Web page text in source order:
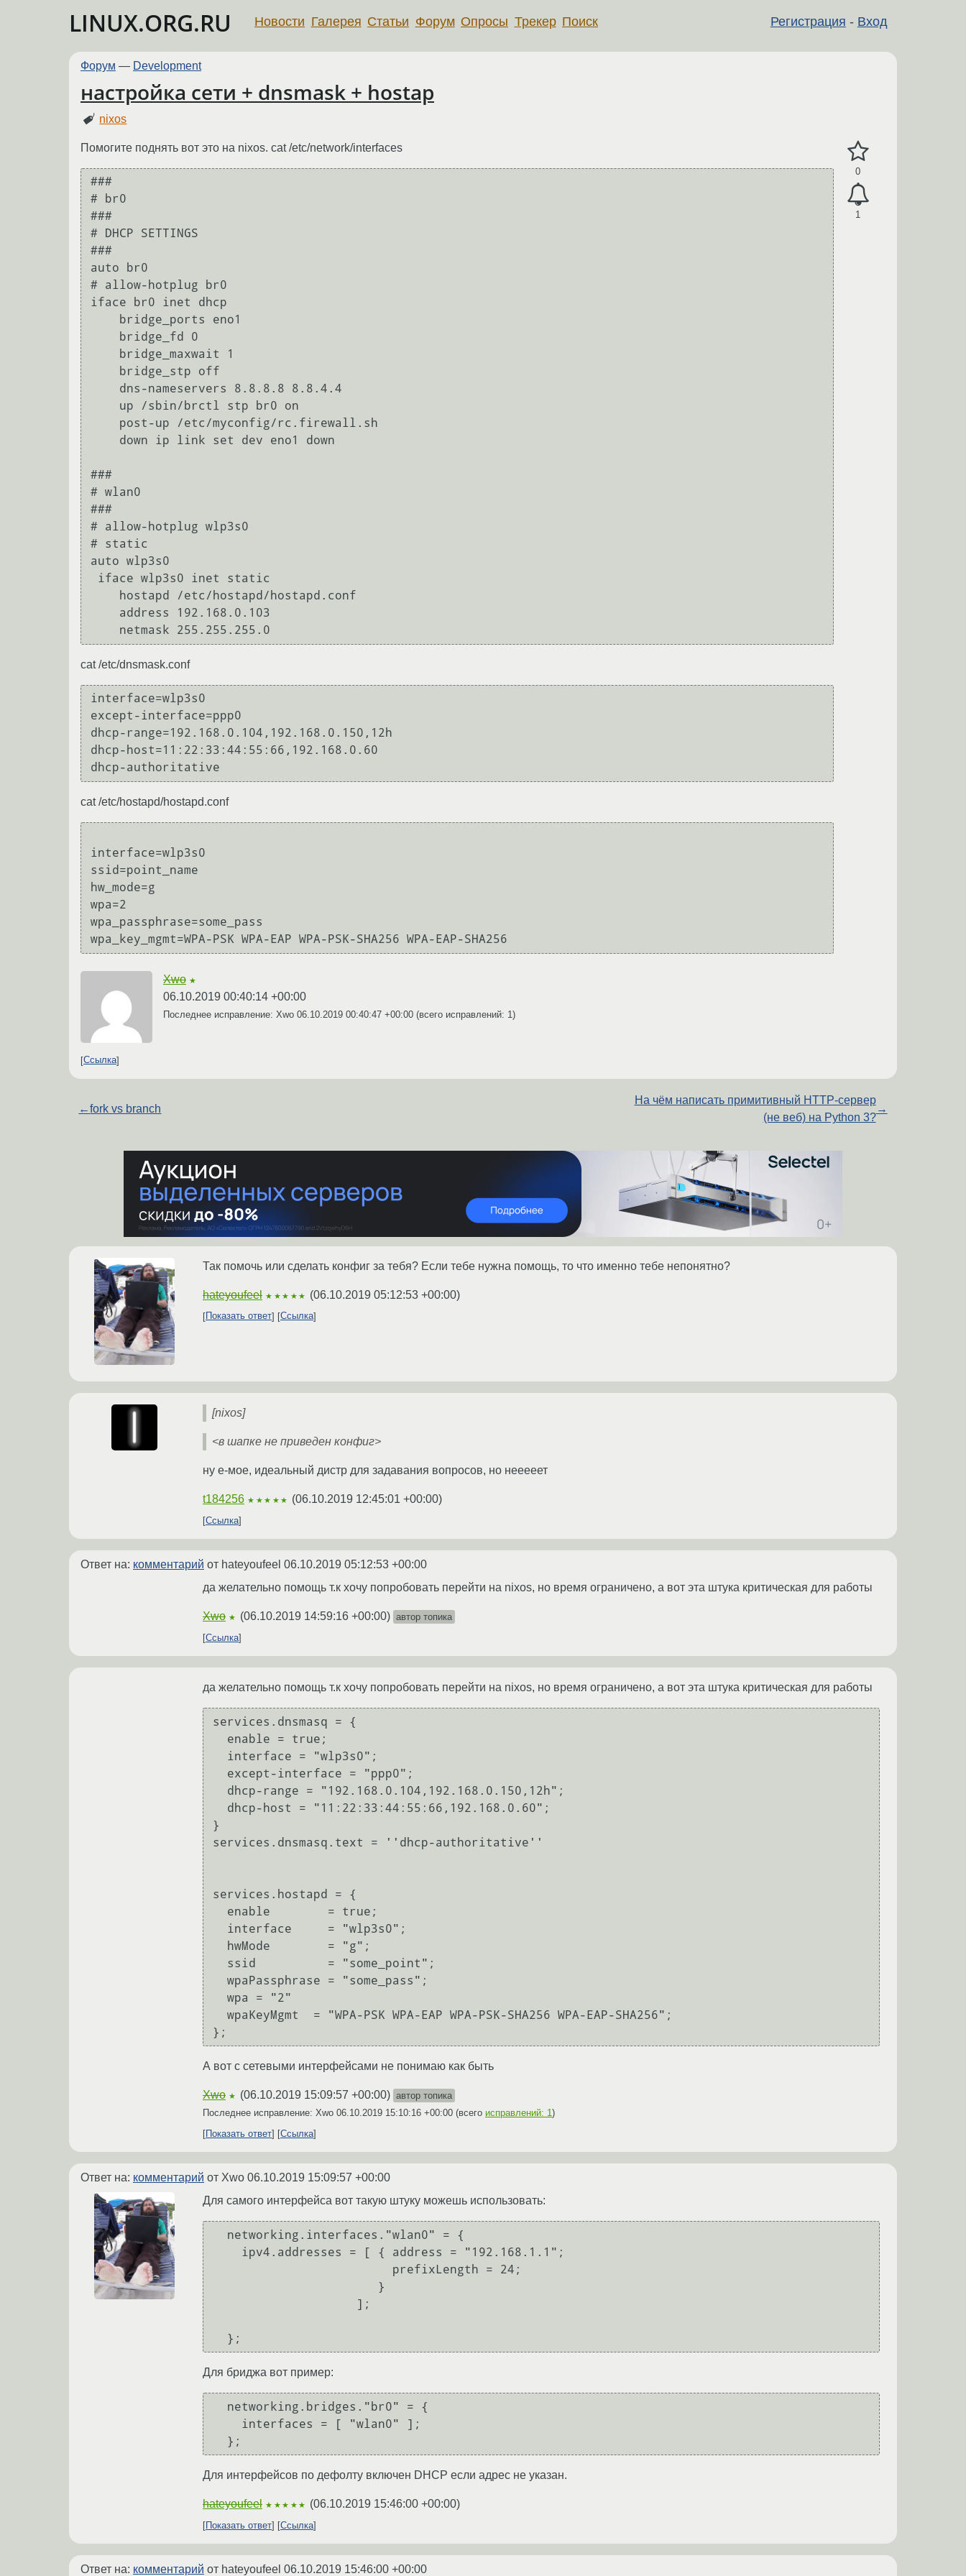
LINUX.ORG.RU Регистрация - Вход
Новости Галерея Статьи Форум Опросы Трекер Поиск
Форум — Development
настройка сети + dnsmask + hostap
nixos
0
1
Помогите поднять вот это на nixos. cat /etc/network/interfaces
###
# br0
###
# DHCP SETTINGS
###
auto br0
# allow-hotplug br0
iface br0 inet dhcp
###
# wlan0
###
# allow-hotplug wlp3s0
# static
auto wlp3s0
cat /etc/dnsmask.conf
interface=wlp3s0
except-interface=ppp0
dhcp-range=192.168.0.104,192.168.0.150,12h
dhcp-host=11:22:33:44:55:66,192.168.0.60
cat /etc/hostapd/hostapd.conf
interface=wlp3s0
ssid=point_name
hw_mode=g
wpa=2
wpa_passphrase=some_pass
wpa_key_mgmt=WPA-PSK WPA-EAP WPA-PSK-SHA256 WPA-EAP-SHA256
Xwo ★
06.10.2019 00:40:14 +00:00
Последнее исправление: Xwo 06.10.2019 00:40:47 +00:00 (всего исправлений: 1)
Ссылка
←fork vs branch
На чём написать примитивный HTTP-сервер
(не веб) на Python 3?
→
Так помочь или сделать конфиг за тебя? Если тебе нужна помощь, то что именно тебе непонятно?
hateyoufeel ★★★★★ (06.10.2019 05:12:53 +00:00)
Показать ответ Ссылка
[nixos]
<в шапке не приведен конфиг>
ну е-мое, идеальный дистр для задавания вопросов, но нееееет
t184256 ★★★★★ (06.10.2019 12:45:01 +00:00)
Ссылка
Ответ на: комментарий от hateyoufeel 06.10.2019 05:12:53 +00:00
да желательно помощь т.к хочу попробовать перейти на nixos, но время ограничено, а вот эта штука критическая для работы
Xwo ★ (06.10.2019 14:59:16 +00:00) автор топика
Ссылка
да желательно помощь т.к хочу попробовать перейти на nixos, но время ограничено, а вот эта штука критическая для работы
services.dnsmasq = {
}
services.dnsmasq.text = ''dhcp-authoritative''
services.hostapd = {
А вот с сетевыми интерфейсами не понимаю как быть
Xwo ★ (06.10.2019 15:09:57 +00:00) автор топика
Последнее исправление: Xwo 06.10.2019 15:10:16 +00:00 (всего исправлений: 1)
Показать ответ
Ссылка
Ответ на: комментарий от Xwo 06.10.2019 15:09:57 +00:00
Для самого интерфейса вот такую штуку можешь использовать:
Для бриджа вот пример:
Для интерфейсов по дефолту включен DHCP если адрес не указан.
hateyoufeel ★★★★★ (06.10.2019 15:46:00 +00:00)
Показать ответ Ссылка
Ответ на: комментарий от hateyoufeel 06.10.2019 15:46:00 +00:00